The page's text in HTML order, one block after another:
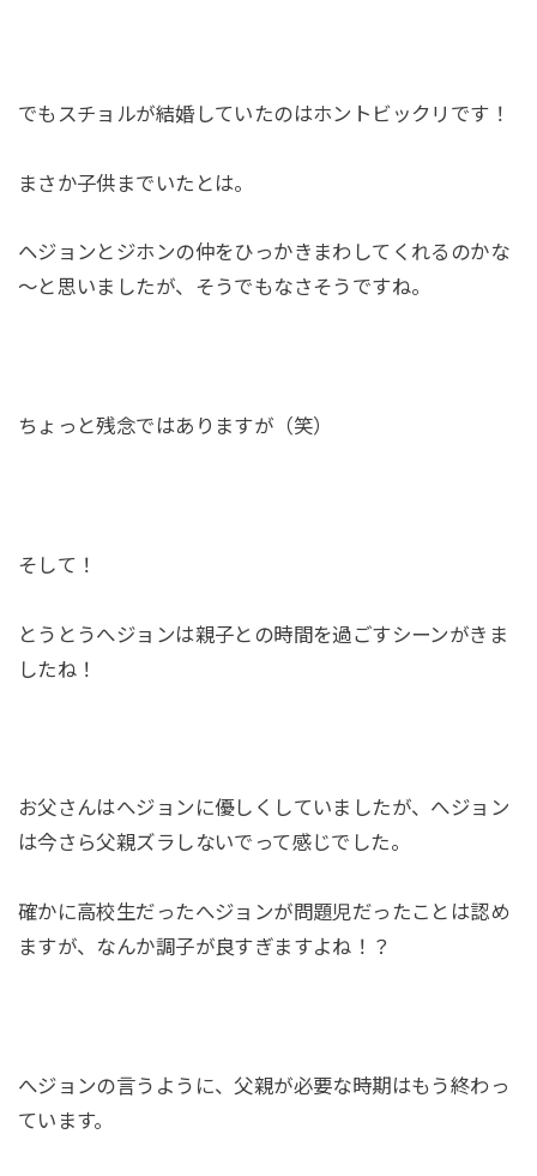
でもスチョルが結婚していたのはホントビックリです！
まさか子供までいたとは。
ヘジョンとジホンの仲をひっかきまわしてくれるのかな
～と思いましたが、そうでもなさそうですね。
ちょっと残念ではありますが（笑）
そして！
とうとうへジョンは親子との時間を過ごすシーンがきま
したね！
お父さんはへジョンに優しくしていましたが、へジョン
は今さら父親ズラしないでって感じでした。
確かに高校生だったへジョンが問題児だったことは認め
ますが、なんか調子が良すぎますよね！？
へジョンの言うように、父親が必要な時期はもう終わっ
ています。